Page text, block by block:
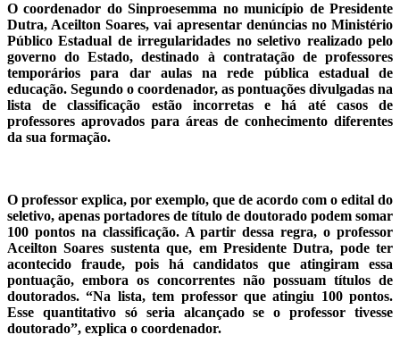
O coordenador do Sinproesemma no município de Presidente
Dutra, Aceilton Soares, vai apresentar denúncias no Ministério
Público Estadual de irregularidades no seletivo realizado pelo
governo do Estado, destinado à contratação de professores
temporários para dar aulas na rede pública estadual de
educação. Segundo o coordenador, as pontuações divulgadas na
lista de classificação estão incorretas e há até casos de
professores aprovados para áreas de conhecimento diferentes
da sua formação.
O professor explica, por exemplo, que de acordo com o edital do
seletivo, apenas portadores de título de doutorado podem somar
100 pontos na classificação. A partir dessa regra, o professor
Aceilton Soares sustenta que, em Presidente Dutra, pode ter
acontecido fraude, pois há candidatos que atingiram essa
pontuação, embora os concorrentes não possuam títulos de
doutorados. “Na lista, tem professor que atingiu 100 pontos.
Esse quantitativo só seria alcançado se o professor tivesse
doutorado”, explica o coordenador.